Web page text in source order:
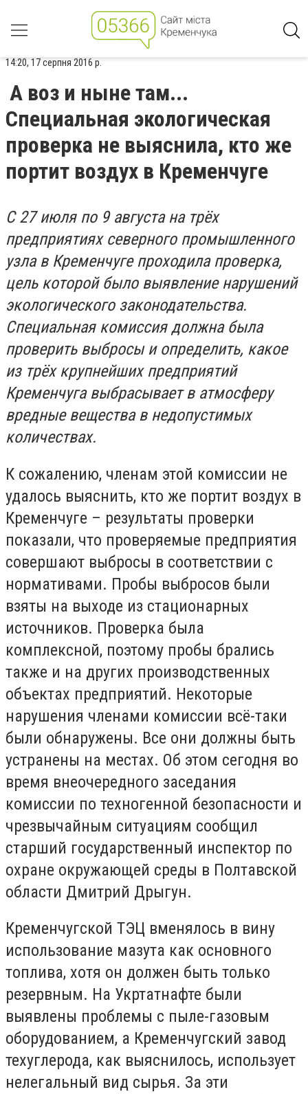
14:20, 17 серпня 2016 р.
А воз и ныне там...
Специальная экологическая
проверка не выяснила, кто же
портит воздух в Кременчуге
С 27 июля по 9 августа на трёх
предприятиях северного промышленного
узла в Кременчуге проходила проверка,
цель которой было выявление нарушений
экологического законодательства.
Специальная комиссия должна была
проверить выбросы и определить, какое
из трёх крупнейших предприятий
Кременчуга выбрасывает в атмосферу
вредные вещества в недопустимых
количествах.
К сожалению, членам этой комиссии не
удалось выяснить, кто же портит воздух в
Кременчуге – результаты проверки
показали, что проверяемые предприятия
совершают выбросы в соответствии с
нормативами. Пробы выбросов были
взяты на выходе из стационарных
источников. Проверка была
комплексной, поэтому пробы брались
также и на других производственных
объектах предприятий. Некоторые
нарушения членами комиссии всё-таки
были обнаружены. Все они должны быть
устранены на местах. Об этом сегодня во
время внеочередного заседания
комиссии по техногенной безопасности и
чрезвычайным ситуациям сообщил
старший государственный инспектор по
охране окружающей среды в Полтавской
области Дмитрий Дрыгун.
Кременчугской ТЭЦ вменялось в вину
использование мазута как основного
топлива, хотя он должен быть только
резервным. На Укртатнафте были
выявлены проблемы с пыле-газовым
оборудованием, а Кременчугский завод
техуглерода, как выяснилось, использует
нелегальный вид сырья. За эти